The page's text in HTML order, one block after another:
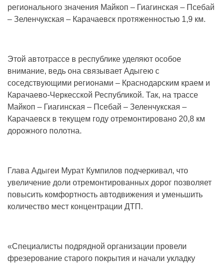
регионального значения Майкоп – Гиагинская – Псебай
– Зеленчукская – Карачаевск протяженностью 1,9 км.
Этой автотрассе в республике уделяют особое
внимание, ведь она связывает Адыгею с
соседствующими регионами – Краснодарским краем и
Карачаево-Черкесской Республикой. Так, на трассе
Майкоп – Гиагинская – Псебай – Зеленчукская –
Карачаевск в текущем году отремонтировано 20,8 км
дорожного полотна.
Глава Адыгеи Мурат Кумпилов подчеркивал, что
увеличение доли отремонтированных дорог позволяет
повысить комфортность автодвижения и уменьшить
количество мест концентрации ДТП.
«Специалисты подрядной организации провели
фрезерование старого покрытия и начали укладку